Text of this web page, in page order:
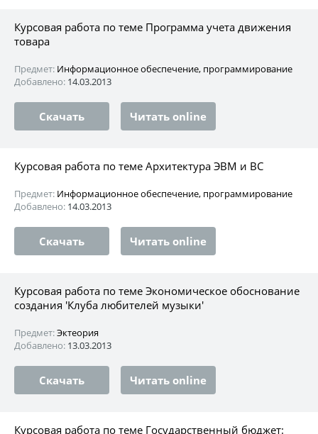
Курсовая работа по теме Программа учета движения
товара
Предмет: Информационное обеспечение, программирование
Добавлено: 14.03.2013
Скачать Читать online
Курсовая работа по теме Архитектура ЭВМ и ВС
Предмет: Информационное обеспечение, программирование
Добавлено: 14.03.2013
Скачать Читать online
Курсовая работа по теме Экономическое обоснование
создания 'Клуба любителей музыки'
Предмет:Эктеория
Добавлено: 13.03.2013
Скачать Читать online
Курсовая работа по теме Государственный бюджет: